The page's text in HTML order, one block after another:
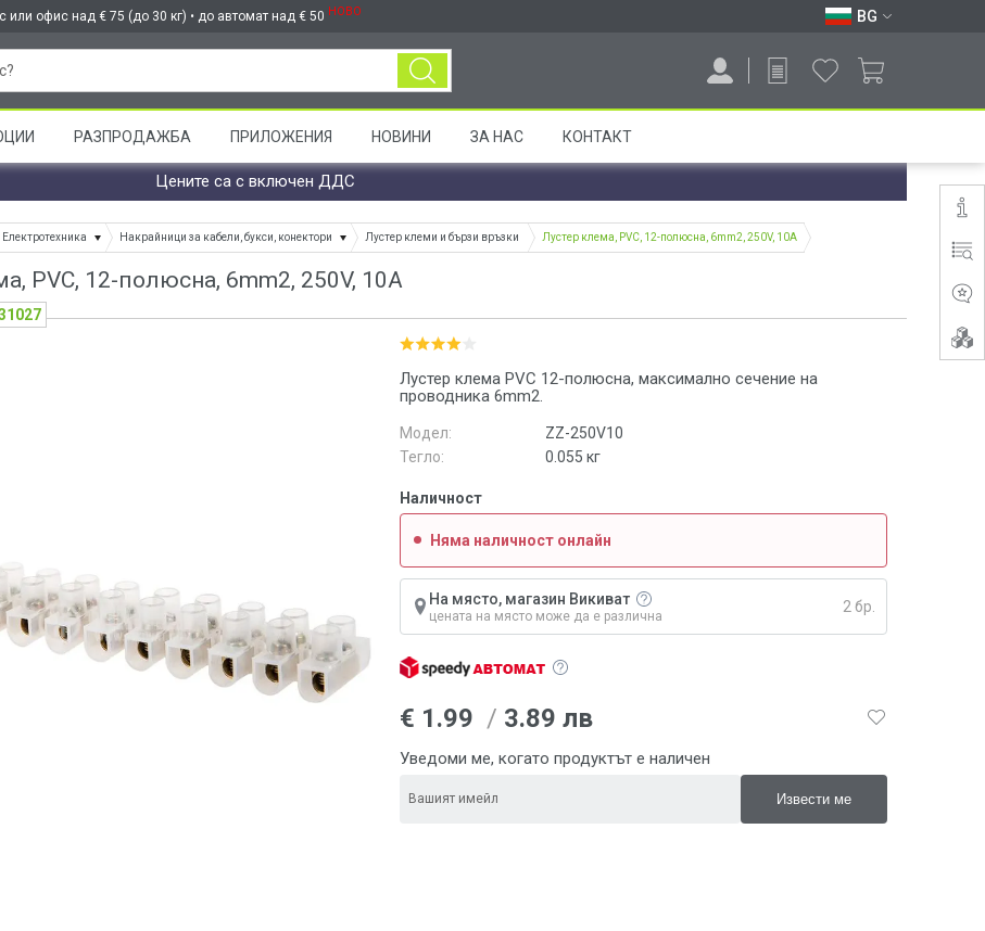
или офис над € 75 (до 30 кг) • до автомат над € 50 НОВО BG
РАЗПРОДАЖБА ПРИЛОЖЕНИЯ НОВИНИ ЗА НАС КОНТАКТ
Цените са с включен ДДС
Електротехника Накрайници за кабели, букси, конектори Лустер клеми и бързи връзки Лустер клема, PVC, 12-полюсна, 6mm2, 250V, 10A
PVC, 12-полюсна, 6mm2, 250V, 10A
Лустер клема PVC 12-полюсна, максимално сечение на
проводника 6mm2.
Модел:
ZZ-250V10
Тегло:
0.055 кг
Наличност
Няма наличност онлайн
На място, магазин Викиват
цената на място може да е различна
2 бр.
€ 1.99 / 3.89 лв
Уведоми ме, когато продуктът е наличен